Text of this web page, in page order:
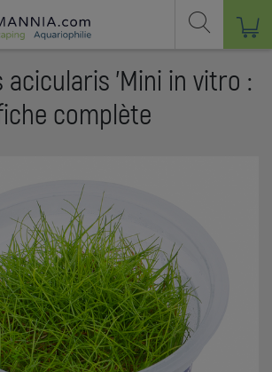
acicularis 'Mini in vitro :
complète